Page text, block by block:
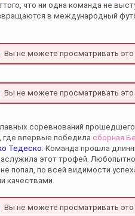
что ни одна команда не
в международный
Вы не можете просматривать
Вы не можете просматривать
соревнований
, где впервые победила сборная
Тедеско. Команда прошла
этот трофей.
не попал, по всей видимости
качествами.
Вы не можете просматривать